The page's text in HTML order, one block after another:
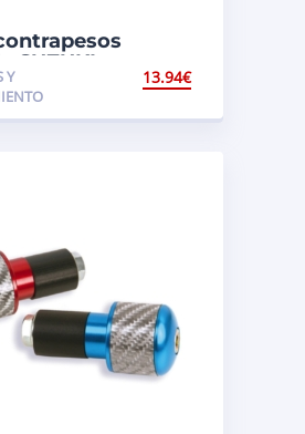
SUZUKI
Y
13.94€